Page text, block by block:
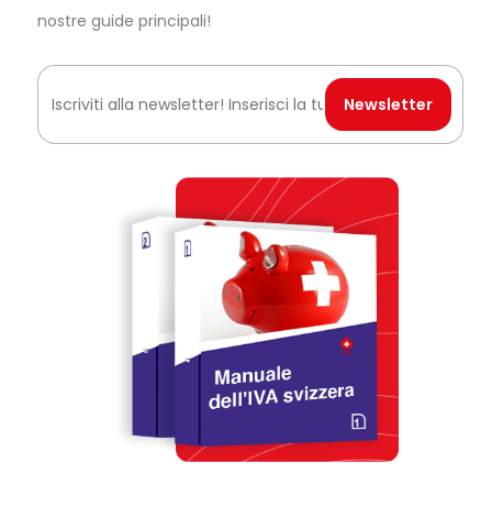
nostre guide principali!